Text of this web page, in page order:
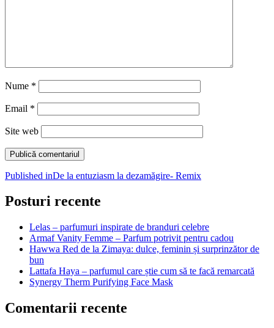
Nume *
Email *
Site web
Navigare
în
articole
Published inDe la entuziasm la dezamăgire- Remix
Posturi recente
Lelas – parfumuri inspirate de branduri celebre
Armaf Vanity Femme – Parfum potrivit pentru cadou
Hawwa Red de la Zimaya: dulce, feminin și surprinzător de
bun
Lattafa Haya – parfumul care știe cum să te facă remarcată
Synergy Therm Purifying Face Mask
Comentarii recente